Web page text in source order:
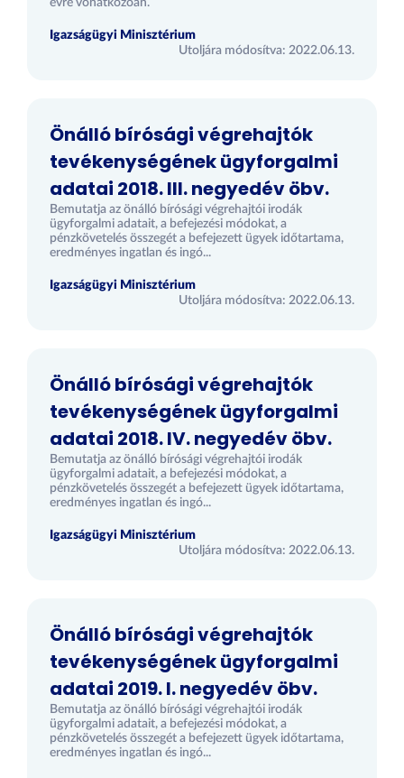
évre vonatkozóan.
Igazságügyi Minisztérium
Utoljára módosítva: 2022.06.13.
Önálló bírósági végrehajtók
tevékenységének ügyforgalmi
adatai 2018. III. negyedév öbv.
Bemutatja az önálló bírósági végrehajtói irodák
ügyforgalmi adatait, a befejezési módokat, a
pénzkövetelés összegét a befejezett ügyek időtartama,
eredményes ingatlan és ingó...
Igazságügyi Minisztérium
Utoljára módosítva: 2022.06.13.
Önálló bírósági végrehajtók
tevékenységének ügyforgalmi
adatai 2018. IV. negyedév öbv.
Bemutatja az önálló bírósági végrehajtói irodák
ügyforgalmi adatait, a befejezési módokat, a
pénzkövetelés összegét a befejezett ügyek időtartama,
eredményes ingatlan és ingó...
Igazságügyi Minisztérium
Utoljára módosítva: 2022.06.13.
Önálló bírósági végrehajtók
tevékenységének ügyforgalmi
adatai 2019. I. negyedév öbv.
Bemutatja az önálló bírósági végrehajtói irodák
ügyforgalmi adatait, a befejezési módokat, a
pénzkövetelés összegét a befejezett ügyek időtartama,
eredményes ingatlan és ingó...